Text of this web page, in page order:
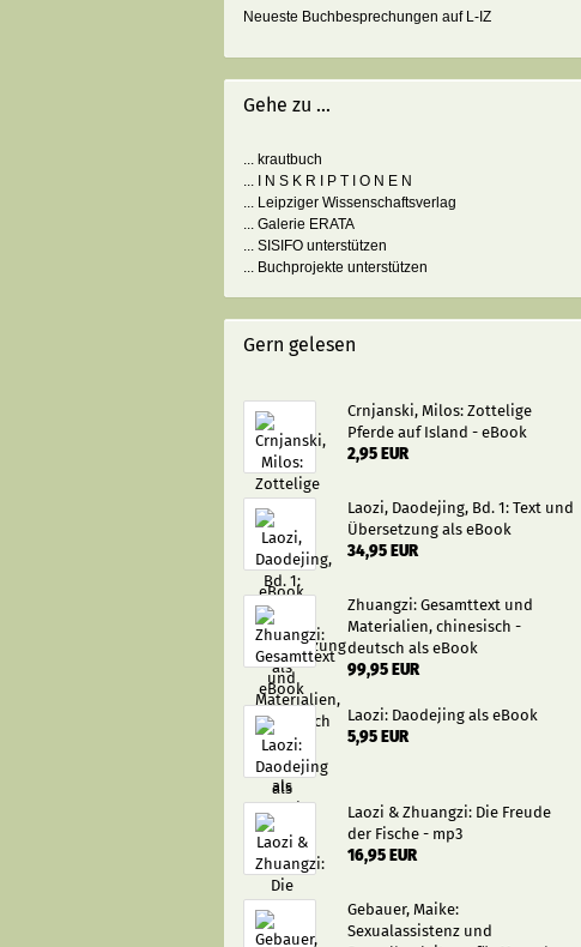
Neueste Buchbesprechungen auf L-IZ
Gehe zu ...
... krautbuch
... I N S K R I P T I O N E N
... Leipziger Wissenschaftsverlag
... Galerie ERATA
... SISIFO unterstützen
... Buchprojekte unterstützen
Gern gelesen
Crnjanski, Milos: Zottelige
Pferde auf Island - eBook
2,95 EUR
Laozi, Daodejing, Bd. 1: Text und
Übersetzung als eBook
34,95 EUR
Zhuangzi: Gesamttext und
Materialien, chinesisch -
deutsch als eBook
99,95 EUR
Laozi: Daodejing als eBook
5,95 EUR
Laozi & Zhuangzi: Die Freude
der Fische - mp3
16,95 EUR
Gebauer, Maike:
Sexualassistenz und